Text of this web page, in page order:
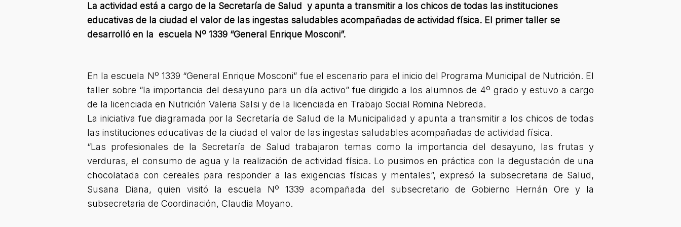
La actividad está a cargo de la Secretaría de Salud y apunta a transmitir a los chicos de todas las instituciones
educativas de la ciudad el valor de las ingestas saludables acompañadas de actividad física. El primer taller se
desarrolló en la escuela Nº 1339 “General Enrique Mosconi”.
En la escuela Nº 1339 “General Enrique Mosconi” fue el escenario para el inicio del Programa Municipal de Nutrición. El
taller sobre “la importancia del desayuno para un día activo” fue dirigido a los alumnos de 4º grado y estuvo a cargo
de la licenciada en Nutrición Valeria Salsi y de la licenciada en Trabajo Social Romina Nebreda.
La iniciativa fue diagramada por la Secretaría de Salud de la Municipalidad y apunta a transmitir a los chicos de todas
las instituciones educativas de la ciudad el valor de las ingestas saludables acompañadas de actividad física.
“Las profesionales de la Secretaría de Salud trabajaron temas como la importancia del desayuno, las frutas y
verduras, el consumo de agua y la realización de actividad física. Lo pusimos en práctica con la degustación de una
chocolatada con cereales para responder a las exigencias físicas y mentales”, expresó la subsecretaria de Salud,
Susana Diana, quien visitó la escuela Nº 1339 acompañada del subsecretario de Gobierno Hernán Ore y la
subsecretaria de Coordinación, Claudia Moyano.